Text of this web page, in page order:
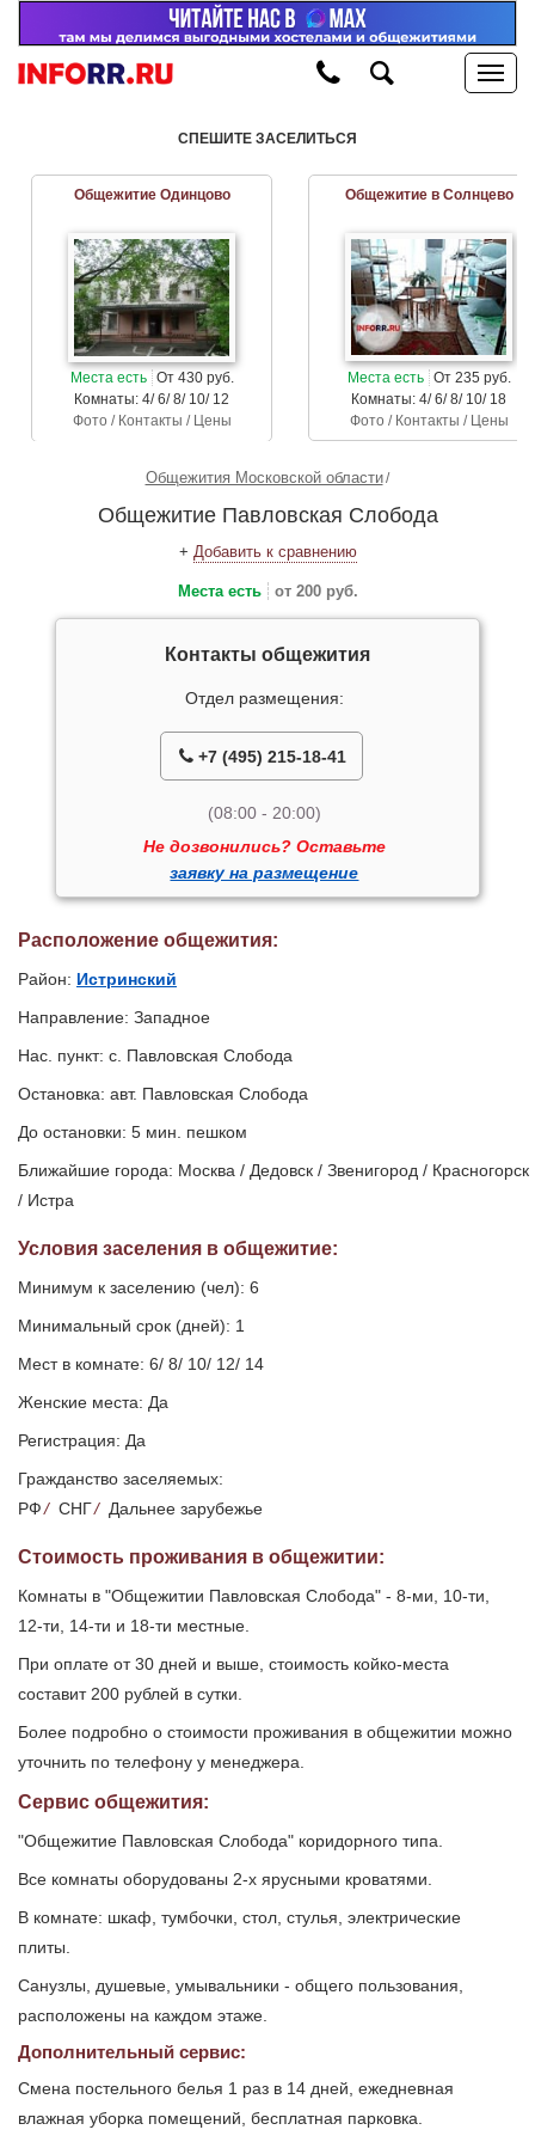
СПЕШИТЕ ЗАСЕЛИТЬСЯ
Общежитие Одинцово
Места есть От 430 руб.
Комнаты: 4/ 6/ 8/ 10/ 12
Фото / Контакты / Цены
Общежитие в Солнцево
Места есть От 235 руб.
Комнаты: 4/ 6/ 8/ 10/ 18
Фото / Контакты / Цены
Общежития Московской области
Общежитие Павловская Слобода
+ Добавить к сравнению
Места есть от 200 руб.
Контакты общежития
Отдел размещения:
+7 (495) 215-18-41
(08:00 - 20:00)
Не дозвонились? Оставьте
заявку на размещение
Расположение общежития:
Район: Истринский
Направление: Западное
Нас. пункт: с. Павловская Слобода
Остановка: авт. Павловская Слобода
До остановки: 5 мин. пешком
Ближайшие города: Москва / Дедовск / Звенигород / Красногорск
/ Истра
Условия заселения в общежитие:
Минимум к заселению (чел): 6
Минимальный срок (дней): 1
Мест в комнате: 6/ 8/ 10/ 12/ 14
Женские места: Да
Регистрация: Да
Гражданство заселяемых:
РФ/ СНГ/ Дальнее зарубежье
Стоимость проживания в общежитии:
Комнаты в "Общежитии Павловская Слобода" - 8-ми, 10-ти,
12-ти, 14-ти и 18-ти местные.
При оплате от 30 дней и выше, стоимость койко-места
составит 200 рублей в сутки.
Более подробно о стоимости проживания в общежитии можно
уточнить по телефону у менеджера.
Сервис общежития:
"Общежитие Павловская Слобода" коридорного типа.
Все комнаты оборудованы 2-х ярусными кроватями.
В комнате: шкаф, тумбочки, стол, стулья, электрические
плиты.
Санузлы, душевые, умывальники - общего пользования,
расположены на каждом этаже.
Дополнительный сервис:
Смена постельного белья 1 раз в 14 дней, ежедневная
влажная уборка помещений, бесплатная парковка.